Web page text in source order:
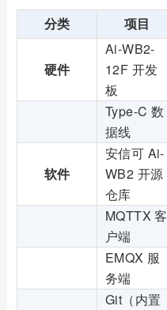
分类 项目
硬件
Ai-WB2-
12F 开发
板
Type-C 数
据线
软件
安信可 Ai-
WB2 开源
仓库
MQTTX 客
户端
EMQX 服
务端
Git（内置